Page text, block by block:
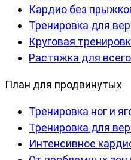
Кардио без
Тренировка для
Круговая
Растяжка для
План для продвинутых
Тренировка ног и
Тренировка для
Интенсивное